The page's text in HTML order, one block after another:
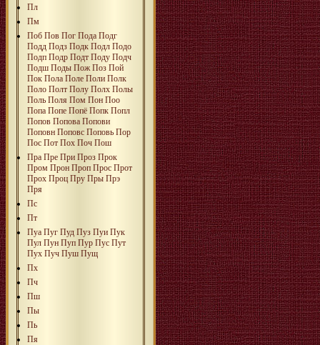
Пл
Пм
Поб Пов Пог Пода Подг
Подд Подз Подк Подл Подо
Подп Подр Подт Поду Подч
Подш Поды Пож Поз Пой
Пок Пола Поле Поли Полк
Поло Полт Полу Полх Полы
Поль Поля Пом Пон Поо
Попа Попе Попё Попк Попл
Попов Попова Попови
Поповн Поповс Поповь Пор
Пос Пот Пох Поч Пош
Пра Пре При Проз Прок
Пром Прон Проп Прос Прот
Прох Проц Пру Пры Прэ
Пря
Пс
Пт
Пуа Пуг Пуд Пуз Пуи Пук
Пул Пун Пуп Пур Пус Пут
Пух Пуч Пуш Пущ
Пх
Пч
Пш
Пы
Пь
Пя